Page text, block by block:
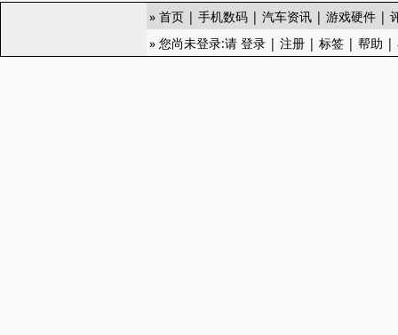
» 首页 | 手机数码 | 汽车资讯 | 游戏硬件 |
» 您尚未登录:请 登录 | 注册 | 标签 | 帮助 |